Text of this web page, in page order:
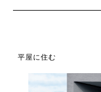
平屋に住む